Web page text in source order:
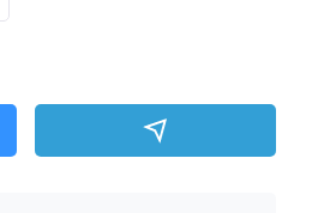
₽/ночь